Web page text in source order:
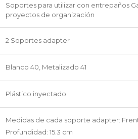
Soportes para utilizar con entrepaños
proyectos de organización
2 Soportes adapter
Blanco 40, Metalizado 41
Plástico inyectado
Medidas de cada soporte adapter:
Profundidad: 15.3 cm